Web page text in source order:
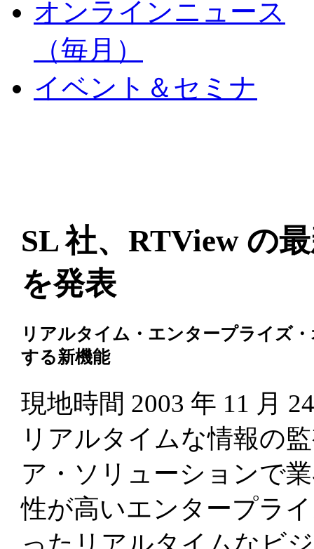
オンラインニュース
（毎月）
イベント＆セミナ
SL 社、RTView の
を発表
リアルタイム・エンタープライズ
する新機能
現地時間 2003 年 11 月
リアルタイムな情報の
ア・ソリューションで
性が高いエンタープラ